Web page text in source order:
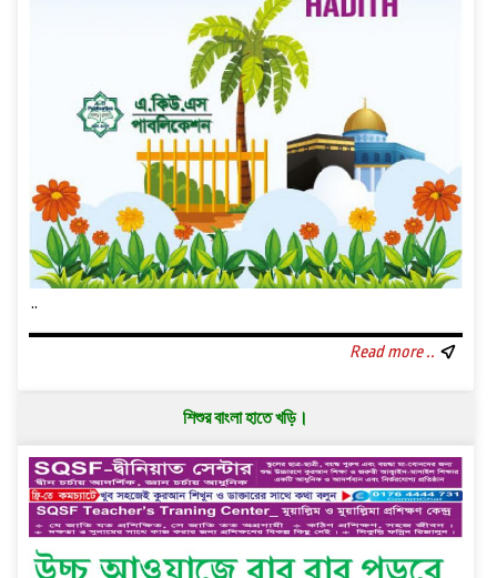
..
Read more ..
শিশুর বাংলা হাতে খড়ি।